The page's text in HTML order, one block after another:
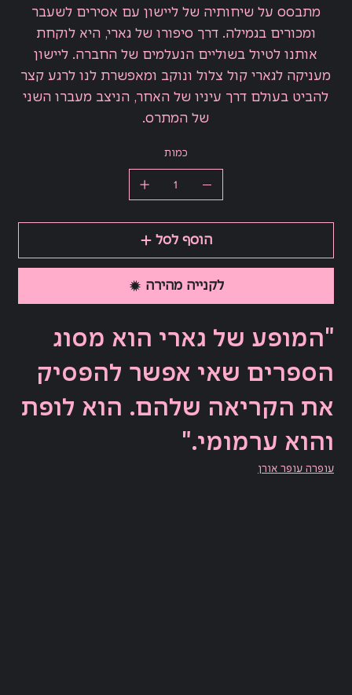
מתבסס על שיחותיה של ליישון עם אסירים לשעבר
ומכורים בגמילה. דרך סיפורו של גארי, היא לוקחת
אותנו לטיול בשוליים הנעלמים של החברה. ליישון
מעניקה לגארי קול צלול ונוקב ומאפשרת לנו לרגע קצר
להביט בעולם דרך עיניו של האחר, הניצב מעברו השני
של המתרס.
כמות
הוסף לסל
לקנייה מהירה
"המופע של גארי הוא מסוג
הספרים שאי אפשר להפסיק
את הקריאה שלהם. הוא לופת
והוא ערמומי."
עופרה עופר אורן